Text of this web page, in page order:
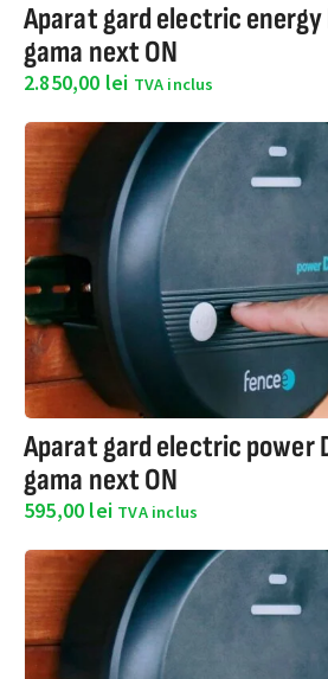
Aparat gard electric energy
gama next ON
2.850,00 lei TVA inclus
Aparat gard electric power
gama next ON
595,00 lei TVA inclus